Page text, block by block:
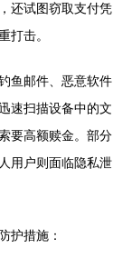
还试图窃取支付凭
打击。
鱼邮件、恶意软件
速扫描设备中的文
要高额赎金。部分
用户则面临隐私泄
护措施：